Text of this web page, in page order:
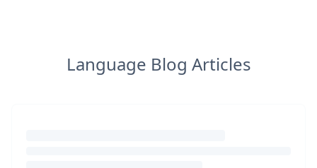
Language Blog Articles